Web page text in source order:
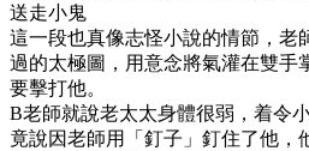
送走小鬼
這一段也真像志怪小說的情節，老
過的太極圖，用意念將氣灌在雙手
要擊打他。
B老師就說老太太身體很弱，着令
竟說因老師用「釘子」釘住了他，